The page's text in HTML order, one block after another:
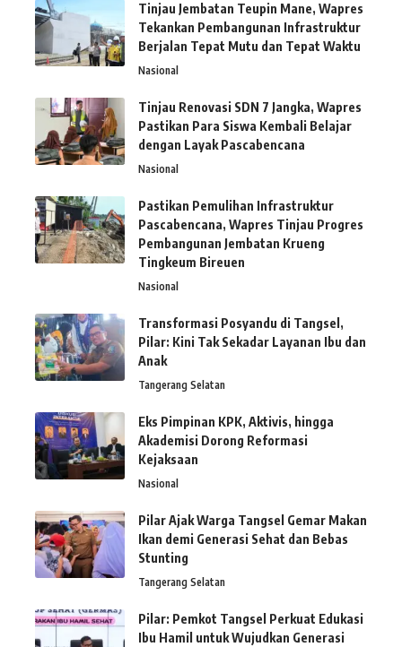
Tinjau Jembatan Teupin Mane, Wapres
Tekankan Pembangunan Infrastruktur
Berjalan Tepat Mutu dan Tepat Waktu
Nasional
Tinjau Renovasi SDN 7 Jangka, Wapres
Pastikan Para Siswa Kembali Belajar
dengan Layak Pascabencana
Nasional
Pastikan Pemulihan Infrastruktur
Pascabencana, Wapres Tinjau Progres
Pembangunan Jembatan Krueng
Tingkeum Bireuen
Nasional
Transformasi Posyandu di Tangsel,
Pilar: Kini Tak Sekadar Layanan Ibu dan
Anak
Tangerang Selatan
Eks Pimpinan KPK, Aktivis, hingga
Akademisi Dorong Reformasi
Kejaksaan
Nasional
Pilar Ajak Warga Tangsel Gemar Makan
Ikan demi Generasi Sehat dan Bebas
Stunting
Tangerang Selatan
Pilar: Pemkot Tangsel Perkuat Edukasi
Ibu Hamil untuk Wujudkan Generasi